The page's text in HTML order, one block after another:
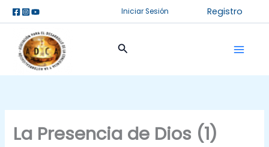
al
contenido
Iniciar Sesión Registro
Buscar
La Presencia de Dios (1)